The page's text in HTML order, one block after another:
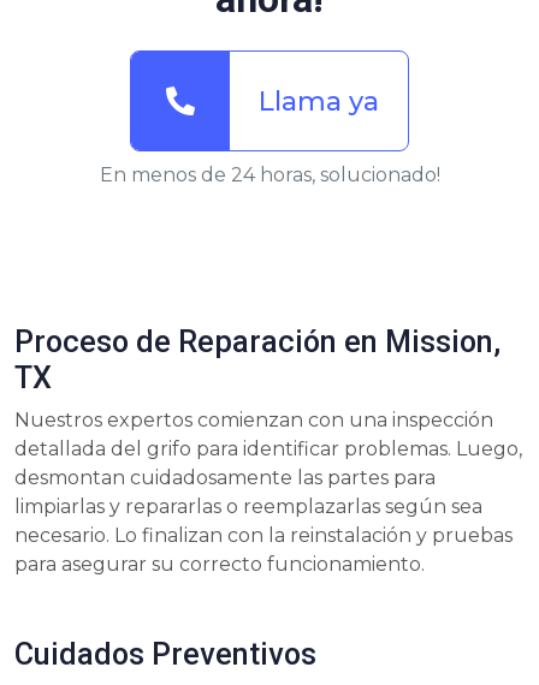
Llama ya
En menos de 24 horas, solucionado!
Proceso de Reparación en Mission,
TX
Nuestros expertos comienzan con una inspección
detallada del grifo para identificar problemas. Luego,
desmontan cuidadosamente las partes para
limpiarlas y repararlas o reemplazarlas según sea
necesario. Lo finalizan con la reinstalación y pruebas
para asegurar su correcto funcionamiento.
Cuidados Preventivos